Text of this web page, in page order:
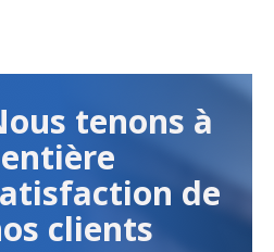
tenons à
de
clients